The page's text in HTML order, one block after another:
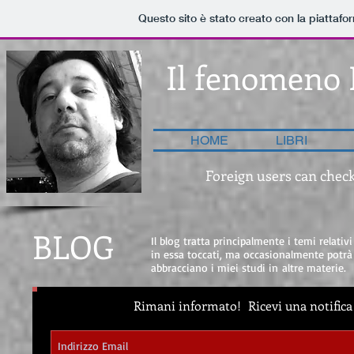
Questo sito è stato creato con la
Il
HOME LIBRI
Foreign users can
BLOG
Il blog tratta principalmente i temi
in essa toccati, ma occasionalmente
abbracciano i miei studi in altre materie.
Rimani informato! Ricevi una